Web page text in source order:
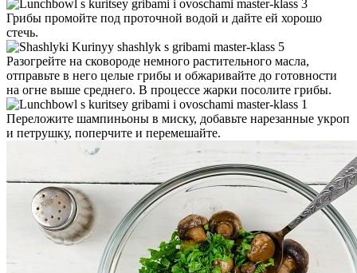
Грибы промойте под проточной водой и дайте ей хорошо
стечь.
Разогрейте на сковороде немного растительного масла,
отправьте в него целые грибы и обжаривайте до готовности
на огне выше среднего. В процессе жарки посолите грибы.
Переложите шампиньоны в миску, добавьте нарезанные укроп
и петрушку, поперчите и перемешайте.